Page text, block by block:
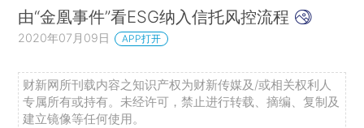
由“金凰事件”看ESG纳入信托风控流程
2020年07月09日 APP打开
财新网所刊载内容之知识产权为财新传媒及/或相关权利人
专属所有或持有。未经许可，禁止进行转载、摘编、复制及
建立镜像等任何使用。